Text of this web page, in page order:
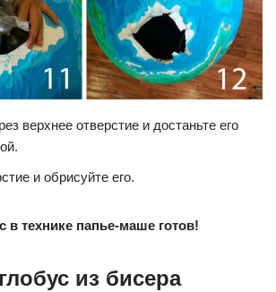
верхнее отверстие и достаньте его
и обрисуйте его.
в технике папье-маше готов!
из бисера